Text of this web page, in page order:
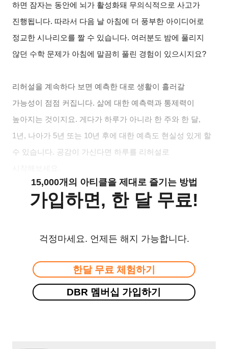
하면 잠자는 동안에 뇌가 활성화돼 무의식적으로 사고가
진행됩니다. 따라서 다음 날 아침에 더 풍부한 아이디어로
정교한 시나리오를 짤 수 있습니다. 여러분도 밤에 풀리지
않던 수학 문제가 아침에 말끔히 풀린 경험이 있으시지요?
리허설을 계속하다 보면 예측한 대로 생활이 흘러갈
가능성이 점점 커집니다. 삶에 대한 예측력과 통제력이
높아지는 것이지요. 게다가 하루가 아니라 한 주와 한 달,
1년, 나아가 5년 또는 10년 후에 대한 예측도 현실성 있게 할
수 있습니다. 공감이 가신다면 하루를 리허설로
15,000개의 아티클을 제대로 즐기는 방법
가입하면, 한 달 무료!
걱정마세요. 언제든 해지 가능합니다.
한달 무료 체험하기
DBR 멤버십 가입하기